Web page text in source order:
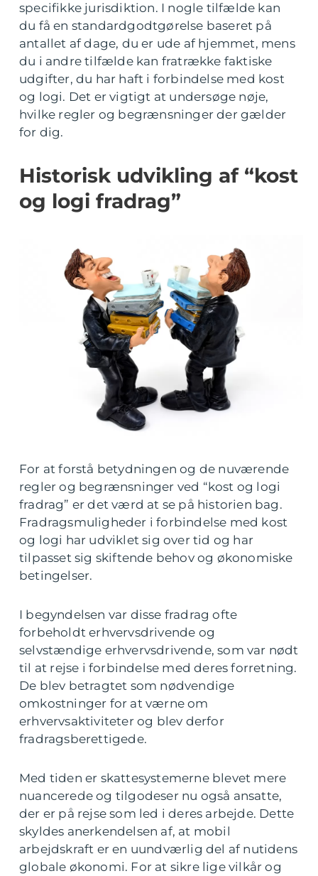
specifikke jurisdiktion. I nogle tilfælde kan
du få en standardgodtgørelse baseret på
antallet af dage, du er ude af hjemmet, mens
du i andre tilfælde kan fratrække faktiske
udgifter, du har haft i forbindelse med kost
og logi. Det er vigtigt at undersøge nøje,
hvilke regler og begrænsninger der gælder
for dig.
Historisk udvikling af “kost
og logi fradrag”
For at forstå betydningen og de nuværende
regler og begrænsninger ved “kost og logi
fradrag” er det værd at se på historien bag.
Fradragsmuligheder i forbindelse med kost
og logi har udviklet sig over tid og har
tilpasset sig skiftende behov og økonomiske
betingelser.
I begyndelsen var disse fradrag ofte
forbeholdt erhvervsdrivende og
selvstændige erhvervsdrivende, som var nødt
til at rejse i forbindelse med deres forretning.
De blev betragtet som nødvendige
omkostninger for at værne om
erhvervsaktiviteter og blev derfor
fradragsberettigede.
Med tiden er skattesystemerne blevet mere
nuancerede og tilgodeser nu også ansatte,
der er på rejse som led i deres arbejde. Dette
skyldes anerkendelsen af, at mobil
arbejdskraft er en uundværlig del af nutidens
globale økonomi. For at sikre lige vilkår og